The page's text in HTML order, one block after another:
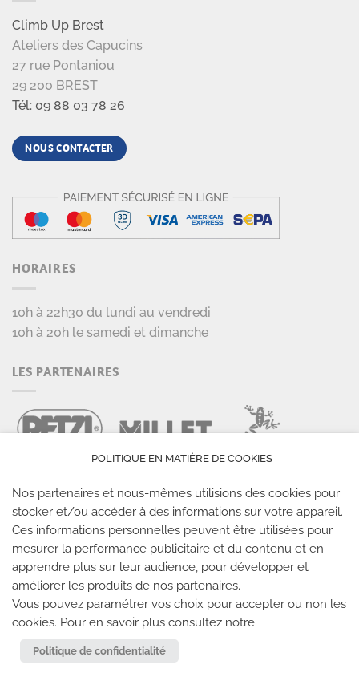
Climb Up Brest
Ateliers des Capucins
27 rue Pontaniou
29 200 BREST
Tél: 09 88 03 78 26
NOUS CONTACTER
HORAIRES
10h à 22h30 du lundi au vendredi
10h à 20h le samedi et dimanche
LES PARTENAIRES
LES SALLES CLIMB UP
Climb Up vous accueille dans ses salles, partout en
France
TROUVE TA SALLE
POLITIQUE EN MATIÈRE DE COOKIES
Nos partenaires et nous-mêmes utilisions des cookies pour
stocker et/ou accéder à des informations sur votre appareil.
Ces informations personnelles peuvent être utilisées pour
mesurer la performance publicitaire et du contenu et en
apprendre plus sur leur audience, pour développer et
améliorer les produits de nos partenaires.
Vous pouvez paramétrer vos choix pour accepter ou non les
cookies. Pour en savoir plus consultez notre
Politique de confidentialité